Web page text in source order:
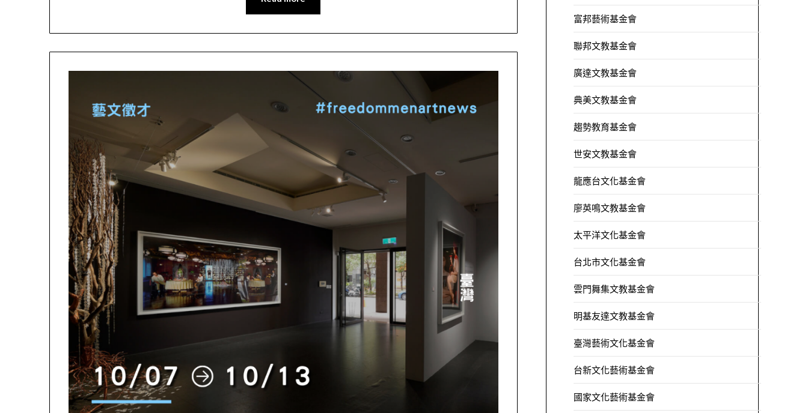
富邦藝術基金會
聯邦文教基金會
廣達文教基金會
典美文教基金會
趨勢教育基金會
世安文教基金會
龍應台文化基金會
廖英鳴文教基金會
太平洋文化基金會
台北市文化基金會
雲門舞集文教基金會
明基友達文教基金會
臺灣藝術文化基金會
台新文化藝術基金會
國家文化藝術基金會